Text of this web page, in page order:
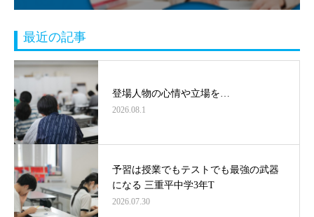
最近の記事
登場人物の心情や立場を…
2026.08.1
予習は授業でもテストでも最強の武器
になる 三重平中学3年T
2026.07.30